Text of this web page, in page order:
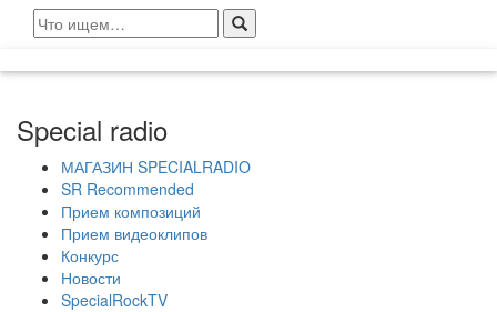
Search
for:
Special radio
МАГАЗИН SPECIALRADIO
SR Recommended
Прием композиций
Прием видеоклипов
Конкурс
Новости
SpecialRockTV